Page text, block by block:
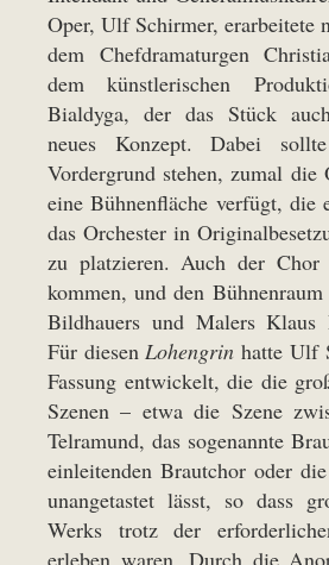
Oper, Ulf Schirmer, erarbeitete
dem Chefdramaturgen
dem künstlerischen
Bialdyga, der das Stück
neues Konzept. Dabei
Vordergrund stehen, zumal
eine Bühnenfläche verfügt, die
das Orchester in
zu platzieren. Auch der
kommen, und den
Bildhauers und Malers Klaus
Für diesenLohengrin hatte Ulf
Fassung entwickelt, die die
Szenen – etwa die Szene
Telramund, das sogenannte
einleitenden Brautchor oder
unangetastet lässt, so dass
Werks trotz der
erleben waren. Durch die